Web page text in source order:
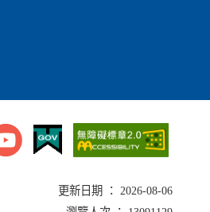
更新日期 ： 2026-08-06